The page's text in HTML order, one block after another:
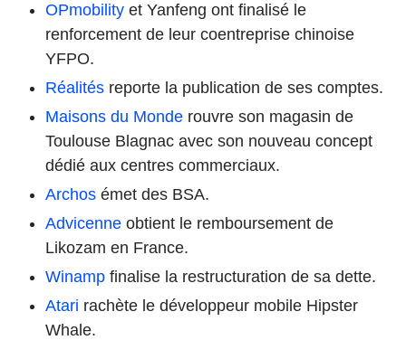
OPmobility et Yanfeng ont finalisé le
renforcement de leur coentreprise chinoise
YFPO.
Réalités reporte la publication de ses comptes.
Maisons du Monde rouvre son magasin de
Toulouse Blagnac avec son nouveau concept
dédié aux centres commerciaux.
Archos émet des BSA.
Advicenne obtient le remboursement de
Likozam en France.
Winamp finalise la restructuration de sa dette.
Atari rachète le développeur mobile Hipster
Whale.